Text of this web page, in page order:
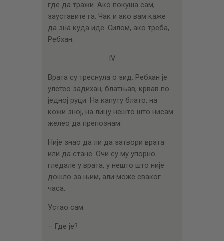
где да тражи. Ако покуша сам,
зауставите га. Чак и ако вам каже
да зна куда иде. Силом, ако треба,
Ребхан.
IV
Врата су треснула о зид. Ребхан је
улетео задихан, блатњав, крвав по
једној руци. На капуту блато, на
кожи зној, на лицу нешто што нисам
желео да препознам.
Није знао да ли да затвори врата
или да стане. Очи су му упорно
гледале у врата, у нешто што није
дошло за њим, али може сваког
часа.
Устао сам.
– Где је?